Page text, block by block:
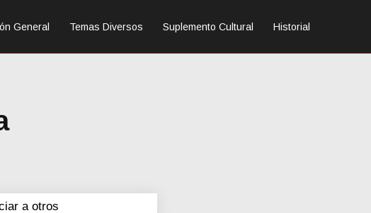
General Temas Diversos Suplemento Cultural Historial
a otros